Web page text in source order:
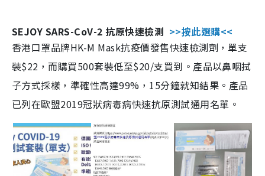
SEJOY SARS-CoV-2 抗原快速檢測 >>按此選購<<
香港口罩品牌HK-M Mask抗疫價發售快速檢測劑，單支
裝$22，而購買500套裝低至$20/支買到。產品以鼻咽拭
子方式採樣，準確性高達99%，15分鐘就知結果。產品
已列在歐盟2019冠狀病毒病快速抗原測試通用名單。